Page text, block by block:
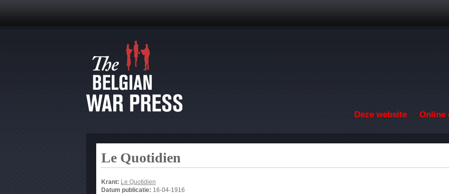
Deze website Online
Le Quotidien
Krant: Le Quotidien
Datum publicatie: 16-04-1916